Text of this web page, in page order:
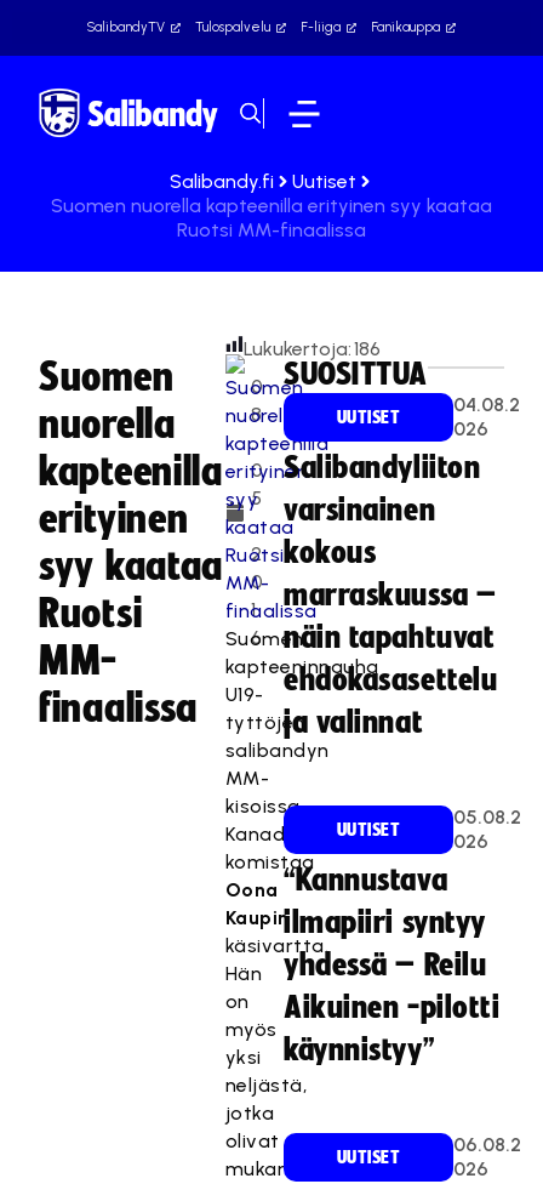
SalibandyTV Tulospalvelu F-liiga Fanikauppa
Salibandy.fi
Uutiset
Suomen nuorella kapteenilla erityinen syy kaataa
Ruotsi MM-finaalissa
Suomen
nuorella
kapteenilla
erityinen
syy kaataa
Ruotsi
MM-
finaalissa
0
8
.
0
5
.
2
0
1
6
Lukukertoja:186
Suomen
kapteeninnauha
U19-
tyttöjen
salibandyn
MM-
kisoissa
Kanadassa
komistaa
Oona
Kaupin
käsivartta.
Hän
on
myös
yksi
neljästä,
jotka
olivat
mukana
SUOSITTUA
UUTISET
04.08.2
026
Salibandyliiton
varsinainen
kokous
marraskuussa –
näin tapahtuvat
ehdokasasettelu
ja valinnat
UUTISET
05.08.2
026
“Kannustava
ilmapiiri syntyy
yhdessä – Reilu
Aikuinen -pilotti
käynnistyy”
UUTISET
06.08.2
026